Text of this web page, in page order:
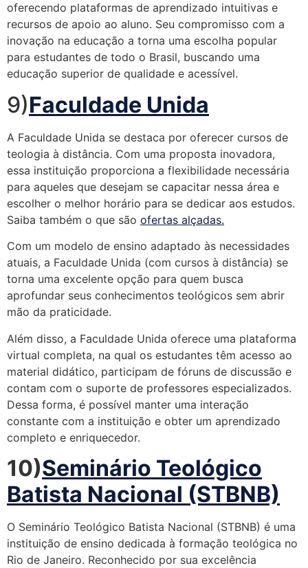
oferecendo plataformas de aprendizado intuitivas e
recursos de apoio ao aluno. Seu compromisso com a
inovação na educação a torna uma escolha popular
para estudantes de todo o Brasil, buscando uma
educação superior de qualidade e acessível.
9)Faculdade Unida
A Faculdade Unida se destaca por oferecer cursos de
teologia à distância. Com uma proposta inovadora,
essa instituição proporciona a flexibilidade necessária
para aqueles que desejam se capacitar nessa área e
escolher o melhor horário para se dedicar aos estudos.
Saiba também o que são ofertas alçadas.
Com um modelo de ensino adaptado às necessidades
atuais, a Faculdade Unida (com cursos à distância) se
torna uma excelente opção para quem busca
aprofundar seus conhecimentos teológicos sem abrir
mão da praticidade.
Além disso, a Faculdade Unida oferece uma plataforma
virtual completa, na qual os estudantes têm acesso ao
material didático, participam de fóruns de discussão e
contam com o suporte de professores especializados.
Dessa forma, é possível manter uma interação
constante com a instituição e obter um aprendizado
completo e enriquecedor.
10)Seminário Teológico
Batista Nacional (STBNB)
O Seminário Teológico Batista Nacional (STBNB) é uma
instituição de ensino dedicada à formação teológica no
Rio de Janeiro. Reconhecido por sua excelência